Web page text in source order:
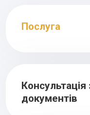
Послуга
документів